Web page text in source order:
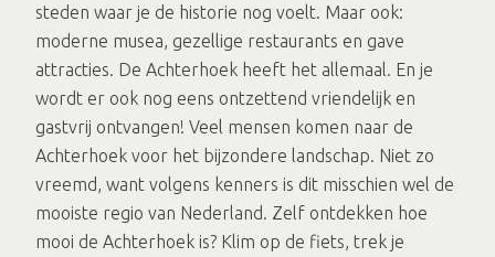
steden waar je de historie nog voelt. Maar ook:
moderne musea, gezellige restaurants en gave
attracties. De Achterhoek heeft het allemaal. En je
wordt er ook nog eens ontzettend vriendelijk en
gastvrij ontvangen! Veel mensen komen naar de
Achterhoek voor het bijzondere landschap. Niet zo
vreemd, want volgens kenners is dit misschien wel de
mooiste regio van Nederland. Zelf ontdekken hoe
mooi de Achterhoek is? Klim op de fiets, trek je